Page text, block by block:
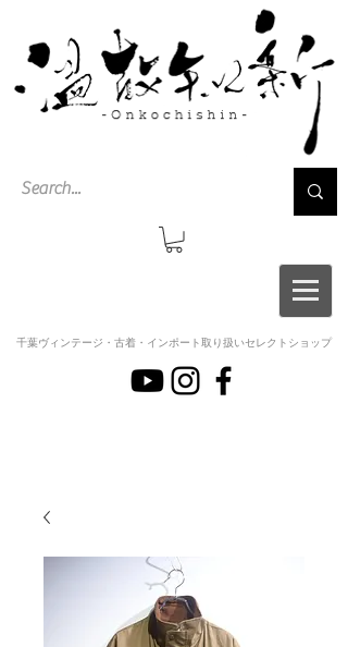
千葉ヴィンテージ・古着・インポート取り扱いセレクトショップ